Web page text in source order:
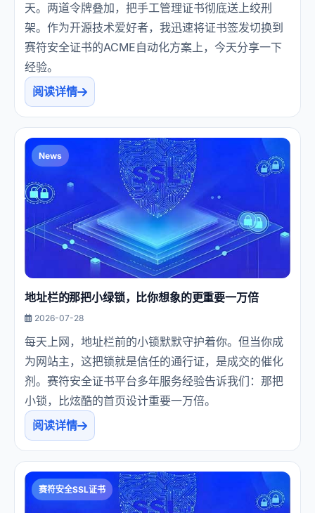
天。两道令牌叠加，把手工管理证书彻底送上绞刑
架。作为开源技术爱好者，我迅速将证书签发切换到
赛符安全证书的ACME自动化方案上，今天分享一下
经验。
阅读详情
News
地址栏的那把小绿锁，比你想象的更重要一万倍
2026-07-28
每天上网，地址栏前的小锁默默守护着你。但当你成
为网站主，这把锁就是信任的通行证，是成交的催化
剂。赛符安全证书平台多年服务经验告诉我们：那把
小锁，比炫酷的首页设计重要一万倍。
阅读详情
赛符安全SSL证书